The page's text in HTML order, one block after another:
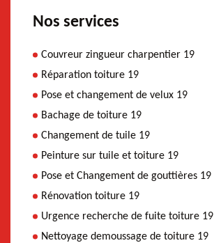
Nos services
Couvreur zingueur charpentier 19
Réparation toiture 19
Pose et changement de velux 19
Bachage de toiture 19
Changement de tuile 19
Peinture sur tuile et toiture 19
Pose et Changement de gouttières 19
Rénovation toiture 19
Urgence recherche de fuite toiture 19
Nettoyage demoussage de toiture 19